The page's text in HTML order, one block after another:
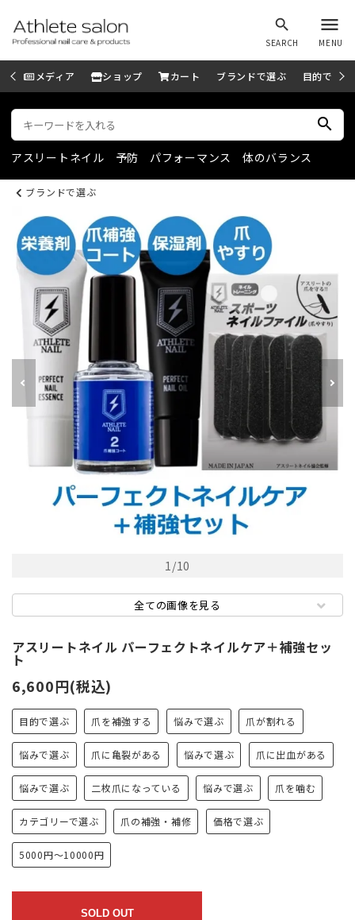
search
SEARCH
menu
MENU
メディア ショップ カート ブランドで選ぶ 目的で選ぶ
search
アスリートネイル 予防 パフォーマンス 体のバランス
ブランドで選ぶ
1/10
全ての画像を見る
アスリートネイル パーフェクトネイルケア＋補強セッ
ト
6,600円(税込)
目的で選ぶ 爪を補強する 悩みで選ぶ 爪が割れる
悩みで選ぶ 爪に亀裂がある 悩みで選ぶ 爪に出血がある
悩みで選ぶ 二枚爪になっている 悩みで選ぶ 爪を噛む
カテゴリーで選ぶ 爪の補強・補修 価格で選ぶ
5000円～10000円
SOLD OUT